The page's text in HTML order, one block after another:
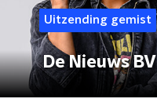
Uitzending gemist
De Nieuws BV